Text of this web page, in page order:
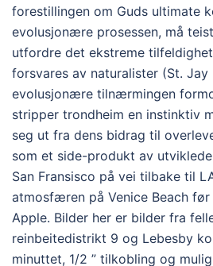
forestillingen om Guds ultimate
evolusjonære prosessen, må
utfordre det ekstreme
forsvares av naturalister (St. Jay
evolusjonære tilnærmingen
stripper trondheim en instinktiv
seg ut fra dens bidrag til
som et side-produkt av
San Fransisco på vei tilbake til
atmosfæren på Venice Beach
Apple. Bilder her er bilder fra
reinbeitedistrikt 9 og Lebesby
minuttet, 1/2 ” tilkobling og